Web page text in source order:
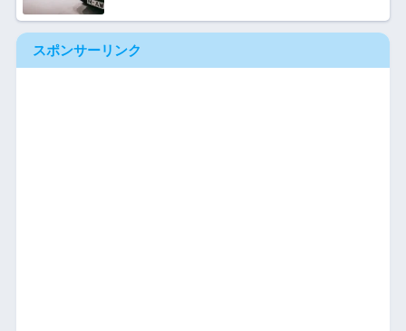
スポンサーリンク